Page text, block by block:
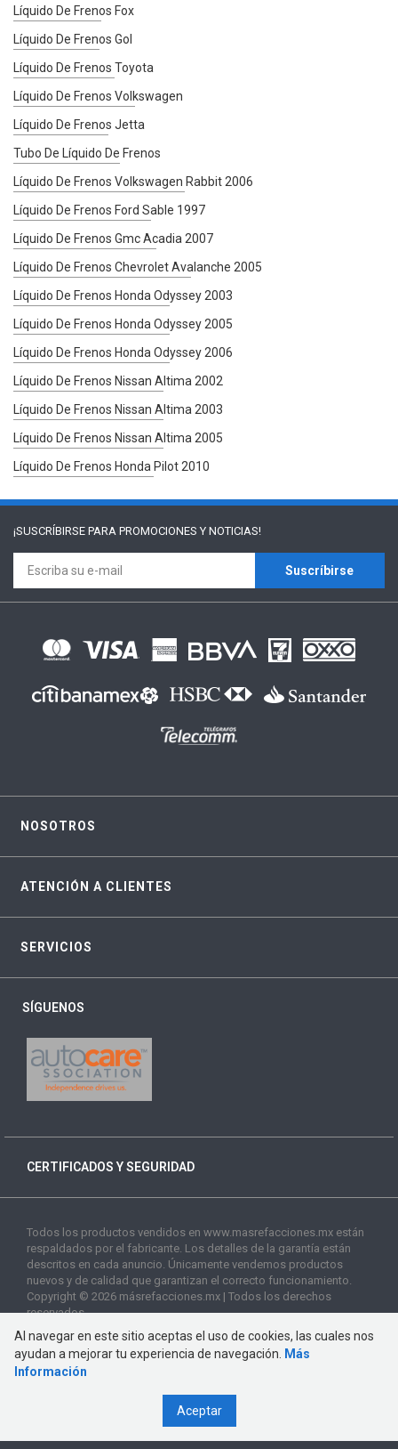
Líquido De Frenos Fox
Líquido De Frenos Gol
Líquido De Frenos Toyota
Líquido De Frenos Volkswagen
Líquido De Frenos Jetta
Tubo De Líquido De Frenos
Líquido De Frenos Volkswagen Rabbit 2006
Líquido De Frenos Ford Sable 1997
Líquido De Frenos Gmc Acadia 2007
Líquido De Frenos Chevrolet Avalanche 2005
Líquido De Frenos Honda Odyssey 2003
Líquido De Frenos Honda Odyssey 2005
Líquido De Frenos Honda Odyssey 2006
Líquido De Frenos Nissan Altima 2002
Líquido De Frenos Nissan Altima 2003
Líquido De Frenos Nissan Altima 2005
Líquido De Frenos Honda Pilot 2010
¡SUSCRÍBIRSE PARA PROMOCIONES Y NOTICIAS!
Suscríbirse
NOSOTROS
ATENCIÓN A CLIENTES
SERVICIOS
SÍGUENOS
CERTIFICADOS Y SEGURIDAD
Todos los productos vendidos en www.masrefacciones.mx están
respaldados por el fabricante. Los detalles de la garantía están
descritos en cada anuncio. Únicamente vendemos productos
nuevos y de calidad que garantizan el correcto funcionamiento.
Copyright © 2026 másrefacciones.mx | Todos los derechos
reservados
Al navegar en este sitio aceptas el uso de cookies, las cuales nos
ayudan a mejorar tu experiencia de navegación.
Más
Información
Aceptar